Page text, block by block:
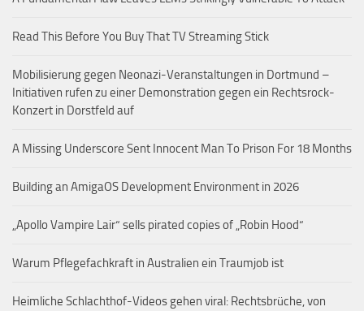
Read This Before You Buy That TV Streaming Stick
Mobilisierung gegen Neonazi-Veranstaltungen in Dortmund –
Initiativen rufen zu einer Demonstration gegen ein Rechtsrock-
Konzert in Dorstfeld auf
A Missing Underscore Sent Innocent Man To Prison For 18 Months
Building an AmigaOS Development Environment in 2026
„Apollo Vampire Lair“ sells pirated copies of „Robin Hood“
Warum Pflegefachkraft in Australien ein Traumjob ist
Heimliche Schlachthof-Videos gehen viral: Rechtsbrüche, von